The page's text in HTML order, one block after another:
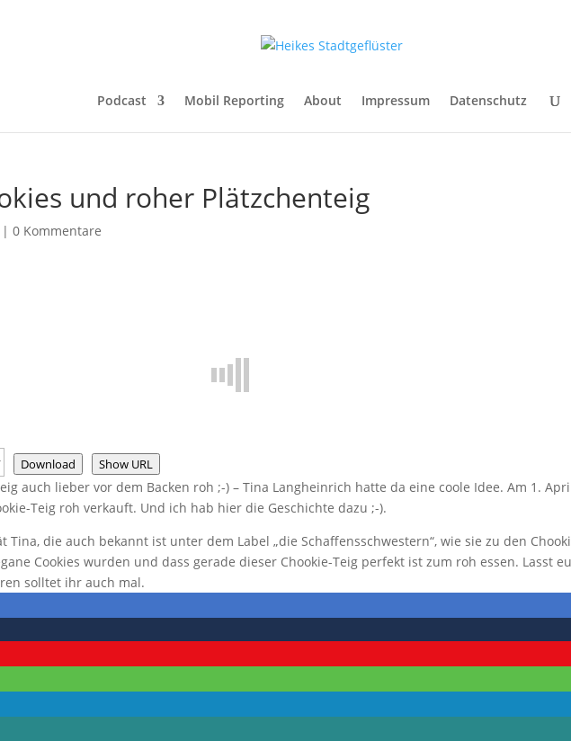
Podcast Mobil Reporting About Impressum Datenschutz
und roher Plätzchenteig
|0 Kommentare
Download Show URL
auch lieber vor dem Backen roh ;-) – Tina Langheinrich hatte da eine coole Idee. Am 1.
Teig roh verkauft. Und ich hab hier die Geschichte dazu ;-).
Tina, die auch bekannt ist unter dem Label „die Schaffensschwestern“, wie sie zu den
Cookies wurden und dass gerade dieser Chookie-Teig perfekt ist zum roh essen. Lasst
solltet ihr auch mal.